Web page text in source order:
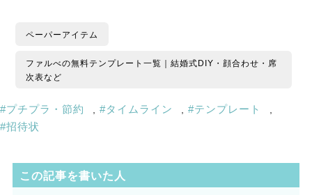
ペーパーアイテム
ファルべの無料テンプレート一覧｜結婚式DIY・顔合わせ・席
次表など
プチプラ・節約 タイムライン テンプレート
招待状
この記事を書いた人